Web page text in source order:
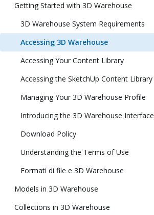
Getting Started with 3D Warehouse
3D Warehouse System Requirements
Accessing 3D Warehouse
Accessing Your Content Library
Accessing the SketchUp Content Library
Managing Your 3D Warehouse Profile
Introducing the 3D Warehouse Interface
Download Policy
Understanding the Terms of Use
Formati di file e 3D Warehouse
Models in 3D Warehouse
Collections in 3D Warehouse